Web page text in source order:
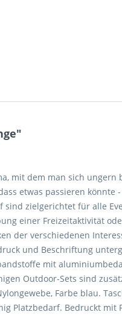
mit dem man sich
etwas passieren
zielgerichtet für alle
einer Freizeitaktivität
der verschiedenen
und Beschriftung
mit
Outdoor-Sets sind
Farbe blau.
Platzbedarf. Bedruckt